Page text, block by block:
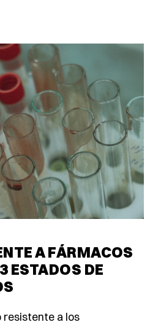
A FÁRMACOS
ESTADOS DE
resistente a los